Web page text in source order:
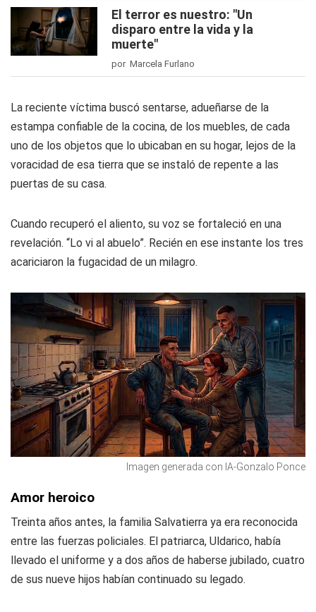
El terror es nuestro: "Un
disparo entre la vida y la
muerte"
por Marcela Furlano
La reciente víctima buscó sentarse, adueñarse de la
estampa confiable de la cocina, de los muebles, de cada
uno de los objetos que lo ubicaban en su hogar, lejos de la
voracidad de esa tierra que se instaló de repente a las
puertas de su casa.
Cuando recuperó el aliento, su voz se fortaleció en una
revelación. “Lo vi al abuelo”. Recién en ese instante los tres
acariciaron la fugacidad de un milagro.
Imagen generada con IA-Gonzalo Ponce
Amor heroico
Treinta años antes, la familia Salvatierra ya era reconocida
entre las fuerzas policiales. El patriarca, Uldarico, había
llevado el uniforme y a dos años de haberse jubilado, cuatro
de sus nueve hijos habían continuado su legado.